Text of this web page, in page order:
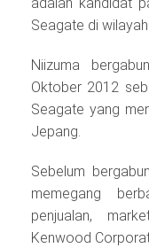
Seagate di
Niizuma
Oktober 2012
Seagate yang
Jepang.
Sebelum
memegang
penjualan,
Kenwood